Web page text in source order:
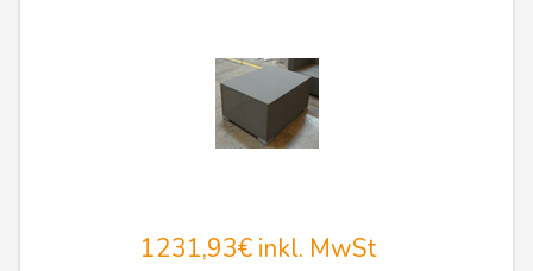
1231,93€ inkl. MwSt